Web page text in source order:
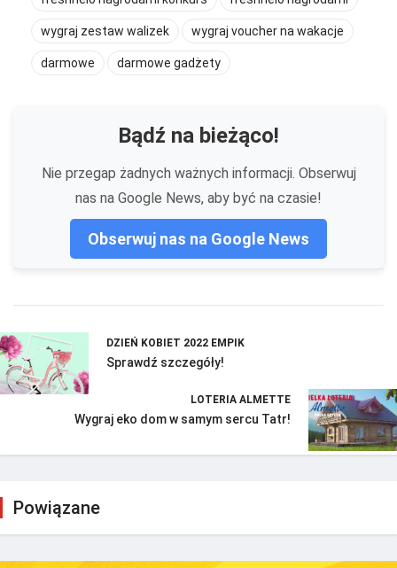
wygraj zestaw walizek wygraj voucher na wakacje
darmowe darmowe gadżety
Bądź na bieżąco!
Nie przegap żadnych ważnych informacji. Obserwuj
nas na Google News, aby być na czasie!
Obserwuj nas na Google News
DZIEŃ KOBIET 2022 EMPIK
Sprawdź szczegóły!
LOTERIA ALMETTE
Wygraj eko dom w samym sercu Tatr!
Powiązane